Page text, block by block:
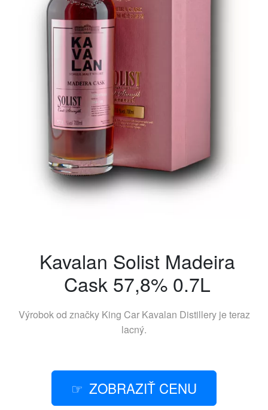
Kavalan Solist Madeira
Cask 57,8% 0.7L
Výrobok od značky King Car Kavalan Distilleryje teraz
lacný.
ZOBRAZIŤ CENU